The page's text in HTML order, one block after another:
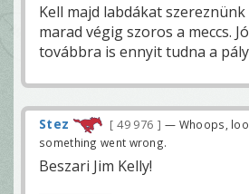
Kell majd labdákat
marad végig szoros a meccs.
továbbra is ennyit tudna a
Stez 49 976
— Whoops,
something went wrong.
Beszari Jim Kelly!